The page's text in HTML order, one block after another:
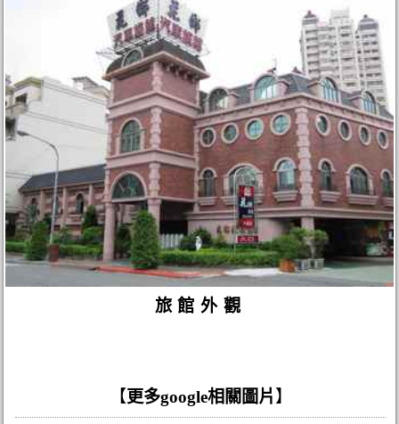
旅館外觀
【更多google相關圖片 】